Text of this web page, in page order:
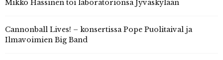
Mikko Hassinen toi laboratorionsa Jyväskylään
Cannonball Lives! – konsertissa Pope Puolitaival ja
Ilmavoimien Big Band